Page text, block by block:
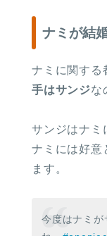
ナミが結
ナミに関する
手はサンジな
サンジはナミ
ナミには好意
ます。
今度はナミが